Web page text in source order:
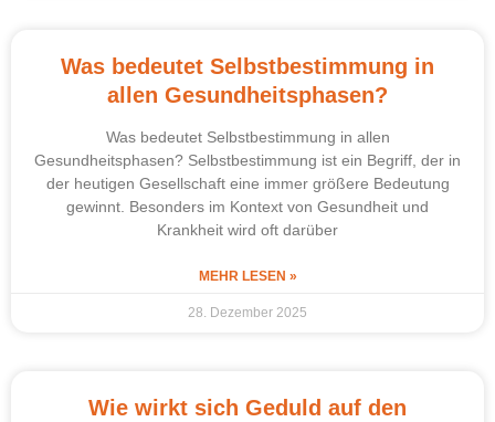
Was bedeutet Selbstbestimmung in
allen Gesundheitsphasen?
Was bedeutet Selbstbestimmung in allen
Gesundheitsphasen? Selbstbestimmung ist ein Begriff, der in
der heutigen Gesellschaft eine immer größere Bedeutung
gewinnt. Besonders im Kontext von Gesundheit und
Krankheit wird oft darüber
MEHR LESEN »
28. Dezember 2025
Wie wirkt sich Geduld auf den